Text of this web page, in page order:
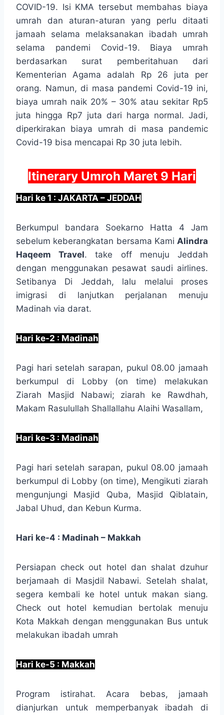
COVID-19. Isi KMA tersebut membahas biaya
umrah dan aturan-aturan yang perlu ditaati
jamaah selama melaksanakan ibadah umrah
selama pandemi Covid-19. Biaya umrah
berdasarkan surat pemberitahuan dari
Kementerian Agama adalah Rp 26 juta per
orang. Namun, di masa pandemi Covid-19 ini,
biaya umrah naik 20% – 30% atau sekitar Rp5
juta hingga Rp7 juta dari harga normal. Jadi,
diperkirakan biaya umrah di masa pandemic
Covid-19 bisa mencapai Rp 30 juta lebih.
Itinerary Umroh Maret 9 Hari
Hari ke 1 : JAKARTA – JEDDAH
Berkumpul bandara Soekarno Hatta 4 Jam
sebelum keberangkatan bersama Kami Alindra
Haqeem Travel. take off menuju Jeddah
dengan menggunakan pesawat saudi airlines.
Setibanya Di Jeddah, lalu melalui proses
imigrasi di lanjutkan perjalanan menuju
Madinah via darat.
Hari ke-2 : Madinah
Pagi hari setelah sarapan, pukul 08.00 jamaah
berkumpul di Lobby (on time) melakukan
Ziarah Masjid Nabawi; ziarah ke Rawdhah,
Makam Rasulullah Shallallahu Alaihi Wasallam,
Hari ke-3 : Madinah
Pagi hari setelah sarapan, pukul 08.00 jamaah
berkumpul di Lobby (on time), Mengikuti ziarah
mengunjungi Masjid Quba, Masjid Qiblatain,
Jabal Uhud, dan Kebun Kurma.
Hari ke-4 : Madinah – Makkah
Persiapan check out hotel dan shalat dzuhur
berjamaah di Masjdil Nabawi. Setelah shalat,
segera kembali ke hotel untuk makan siang.
Check out hotel kemudian bertolak menuju
Kota Makkah dengan menggunakan Bus untuk
melakukan ibadah umrah
Hari ke-5 : Makkah
Program istirahat. Acara bebas, jamaah
dianjurkan untuk memperbanyak ibadah di